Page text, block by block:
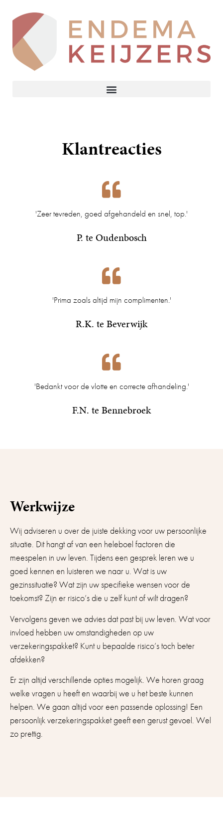
Klantreacties
'Zeer tevreden, goed afgehandeld en snel, top.'
P. te Oudenbosch
'Prima zoals altijd mijn complimenten.'
R.K. te Beverwijk
'Bedankt voor de vlotte en correcte afhandeling.'
F.N. te Bennebroek
Werkwijze
Wij adviseren u over de juiste dekking voor uw persoonlijke
situatie. Dit hangt af van een heleboel factoren die
meespelen in uw leven. Tijdens een gesprek leren we u
goed kennen en luisteren we naar u. Wat is uw
gezinssituatie? Wat zijn uw specifieke wensen voor de
toekomst? Zijn er risico’s die u zelf kunt of wilt dragen?
Vervolgens geven we advies dat past bij uw leven. Wat voor
invloed hebben uw omstandigheden op uw
verzekeringspakket? Kunt u bepaalde risico’s toch beter
afdekken?
Er zijn altijd verschillende opties mogelijk. We horen graag
welke vragen u heeft en waarbij we u het beste kunnen
helpen. We gaan altijd voor een passende oplossing! Een
persoonlijk verzekeringspakket geeft een gerust gevoel. Wel
zo prettig.